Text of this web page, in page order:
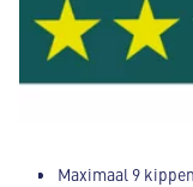
Maximaal 9